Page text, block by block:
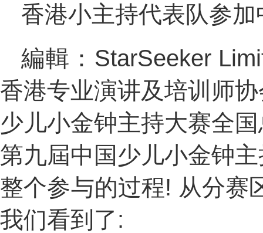
香港小主持代表队参
編輯：StarSeeker
香港专业演讲及培训师
少儿小金钟主持大赛全
第九屆中国少儿小金钟
整个参与的过程! 从分赛
我们看到了: